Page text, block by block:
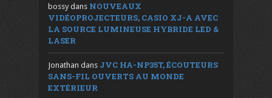
bossy dans NOUVEAUX
VIDÉOPROJECTEURS, CASIO XJ-A AVEC
LA SOURCE LUMINEUSE HYBRIDE LED &
LASER
Jonathan dans JVC HA-NP35T, ÉCOUTEURS
SANS-FIL OUVERTS AU MONDE
EXTÉRIEUR